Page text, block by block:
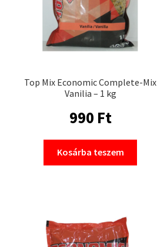
Top Mix Economic Complete-Mix
Vanilia – 1 kg
990 Ft
Kosárba teszem